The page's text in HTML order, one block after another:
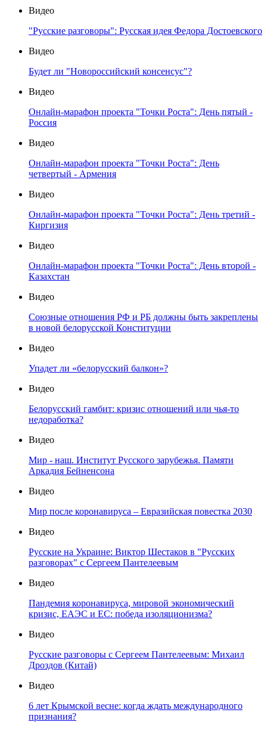
Видео
"Русские разговоры": Русская идея Федора Достоевского
Видео
Будет ли "Новороссийский консенсус"?
Видео
Онлайн-марафон проекта "Точки Роста": День пятый -
Россия
Видео
Онлайн-марафон проекта "Точки Роста": День
четвертый - Армения
Видео
Онлайн-марафон проекта "Точки Роста": День третий -
Киргизия
Видео
Онлайн-марафон проекта "Точки Роста": День второй -
Казахстан
Видео
Союзные отношения РФ и РБ должны быть закреплены
в новой белорусской Конституции
Видео
Упадет ли «белорусский балкон»?
Видео
Белорусский гамбит: кризис отношений или чья-то
недоработка?
Видео
Мир - наш. Институт Русского зарубежья. Памяти
Аркадия Бейненсона
Видео
Мир после коронавируса – Евразийская повестка 2030
Видео
Русские на Украине: Виктор Шестаков в "Русских
разговорах" с Сергеем Пантелеевым
Видео
Пандемия коронавируса, мировой экономический
кризис, ЕАЭС и ЕС: победа изоляционизма?
Видео
Русские разговоры с Сергеем Пантелеевым: Михаил
Дроздов (Китай)
Видео
6 лет Крымской весне: когда ждать международного
признания?